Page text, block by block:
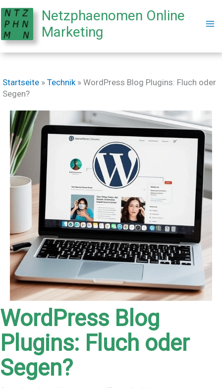
Zum
Inhalt
springen
Netzphaenomen Online
Marketing
Startseite » Technik» WordPress Blog Plugins: Fluch oder
Segen?
WordPress Blog
Plugins: Fluch oder
Segen?